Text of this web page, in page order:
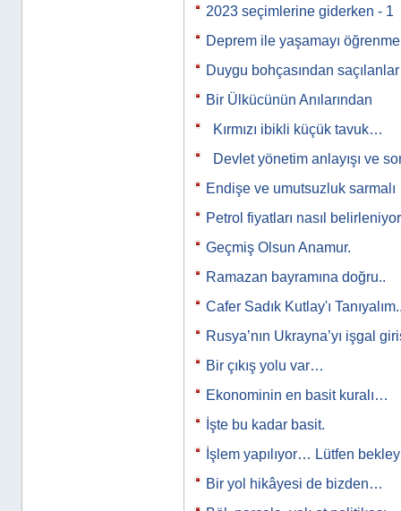
2023 seçimlerine giderken - 1
Deprem ile yaşamayı
Duygu bohçasından
Bir Ülkücünün Anılarından
Kırmızı ibikli küçük tavuk…
Devlet yönetim anlayışı ve
Endişe ve umutsuzluk sarmalı
Petrol fiyatları nasıl
Geçmiş Olsun Anamur.
Ramazan bayramına doğru..
Cafer Sadık Kutlay'ı
Rusya’nın Ukrayna’yı işgal
Bir çıkış yolu var…
Ekonominin en basit kuralı…
İşte bu kadar basit.
İşlem yapılıyor… Lütfen
Bir yol hikâyesi de bizden…